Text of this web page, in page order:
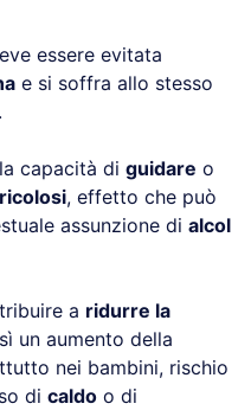
essere evitata
e si soffra allo stesso
.
capacità di guidare o
, effetto che può
assunzione di alcol
a ridurre la
un aumento della
nei bambini, rischio
di caldo o di